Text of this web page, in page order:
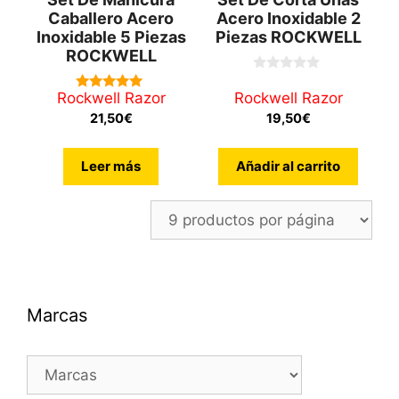
Caballero Acero
Inoxidable 5 Piezas
ROCKWELL
5.00
de 5
Rockwell Razor
21,50€
Leer más
Acero Inoxidable 2
Piezas ROCKWELL
d
e
Rockwell Razor
19,50€
Añadir al carrito
Marcas